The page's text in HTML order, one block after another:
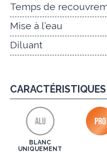
Temps de
Mise à l’eau
Diluant
CARACTÉRISTIQUES
BLANC
UNIQUEMENT